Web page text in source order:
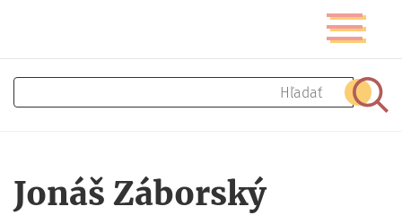
obsah
Prepnúť
navigáciu
Hľadať
Jonáš Záborský